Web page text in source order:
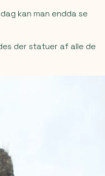
kan man endda se
der statuer af alle de